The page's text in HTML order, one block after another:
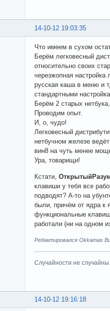
14-10-12 19:03:35
Что имеем в сухом
Берём легковесный
относительно своих
черезжопная настройка
русская каша в меню и
стандартными
Берём 2 старых
Проводим опыт.
И, о, чудо!
Легковесный
нетбучном железе
вин8 на чуть менее
Ура, товарищи!
Кстати,
клавиши у тебя все
подводят? А-то на
были, причём от ядра к
функциональные
работали (ни на одном
Редактировался Okkamas
Случайности не случайны.
14-10-12 19:16:18